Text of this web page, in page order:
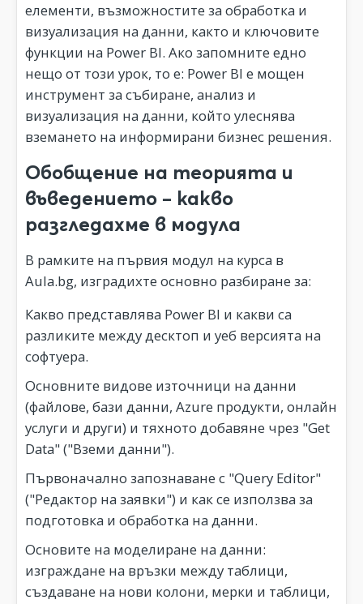
елементи, възможностите за обработка и
визуализация на данни, както и ключовите
функции на Power BI. Ако запомните едно
нещо от този урок, то е: Power BI е мощен
инструмент за събиране, анализ и
визуализация на данни, който улеснява
вземането на информирани бизнес решения.
Обобщение на теорията и
въведението – какво
разгледахме в модула
В рамките на първия модул на курса в
Aula.bg, изградихте основно разбиране за:
Какво представлява Power BI и какви са
разликите между десктоп и уеб версията на
софтуера.
Основните видове източници на данни
(файлове, бази данни, Azure продукти, онлайн
услуги и други) и тяхното добавяне чрез "Get
Data" ("Вземи данни").
Първоначално запознаване с "Query Editor"
("Редактор на заявки") и как се използва за
подготовка и обработка на данни.
Основите на моделиране на данни:
изграждане на връзки между таблици,
създаване на нови колони, мерки и таблици,